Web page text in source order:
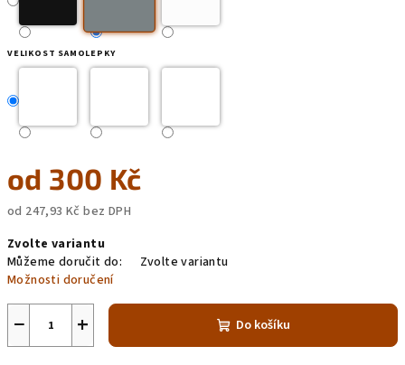
VELIKOST SAMOLEPKY
od 300 Kč
od 247,93 Kč bez DPH
cena:
Zvolte variantu
Můžeme doručit do:
Zvolte variantu
Možnosti doručení
+
− Do košíku